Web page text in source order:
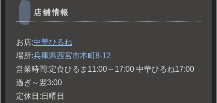
店舗情報
お店:中華ひるね
場所:兵庫県西宮市本町8-12
営業時間:定食ひるま11:00～17:00 中華ひるね17:00
過ぎ～翌3:00
定休日:日曜日